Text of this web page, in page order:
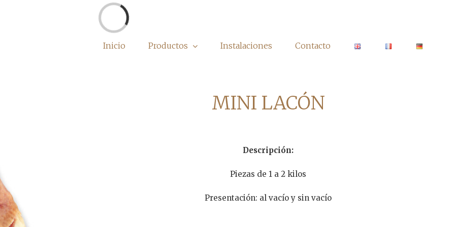
Inicio Productos Instalaciones Contacto
Cargando...
MINI LACÓN
Descripción:
Piezas de 1 a 2 kilos
Presentación: al vacío y sin vacío